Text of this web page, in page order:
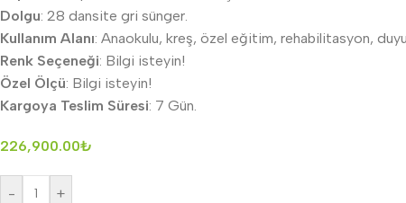
Dolgu: 28 dansite gri sünger.
Kullanım Alanı: Anaokulu, kreş, özel eğitim, rehabilitasyon,
Renk Seçeneği: Bilgi isteyin!
Özel Ölçü: Bilgi isteyin!
Kargoya Teslim Süresi: 7 Gün.
226,900.00₺
- +